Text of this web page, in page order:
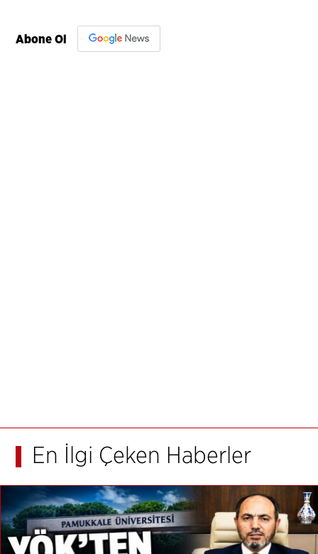
Abone Ol
En İlgi Çeken Haberler